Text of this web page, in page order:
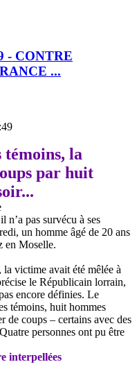
- CONTRE
...
la
par huit
n’a pas survécu à ses
un homme âgé de 20 ans
en Moselle.
victime avait été mêlée à
le Républicain lorrain,
encore définies. Le
témoins, huit hommes
de coups – certains avec des
personnes ont pu être
interpellées